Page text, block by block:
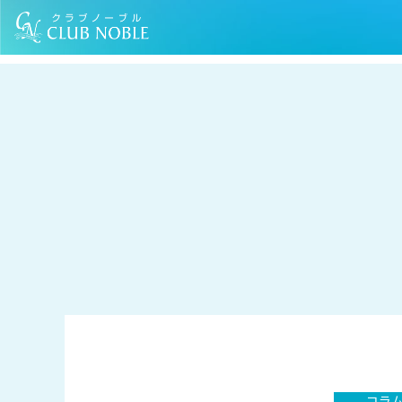
TOP コラム 夏本番に向けて！元気な毎日を送るための「夏バテ」対